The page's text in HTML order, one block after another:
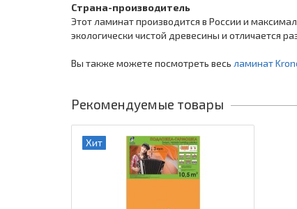
Страна-производитель
Этот ламинат производится в России и
экологически чистой древесины и отличается
Вы также можете посмотреть весь ламинат
Рекомендуемые товары
Хит